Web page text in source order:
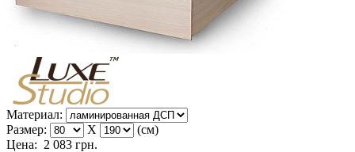
Материал:
Размер:
X
(см)
Цена: 2 083 грн.